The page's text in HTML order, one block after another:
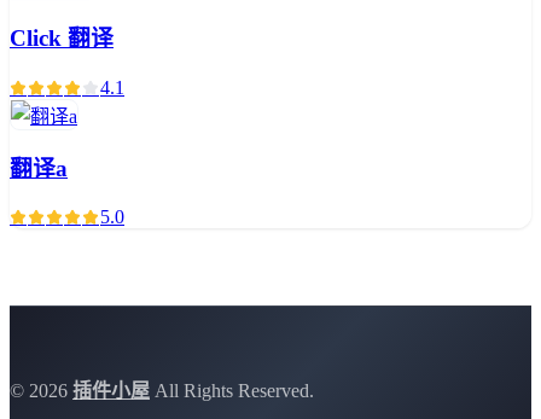
Click 翻译
4.1
翻译a
5.0
© 2026 插件小屋 All Rights Reserved.